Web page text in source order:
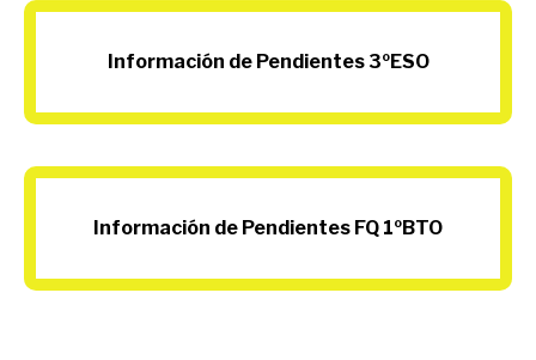
Información de Pendientes 3ºESO
Información de Pendientes FQ 1ºBTO